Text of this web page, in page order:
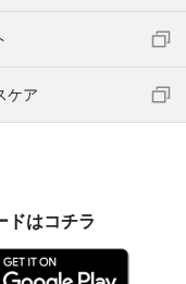
ケア
ドはコチラ